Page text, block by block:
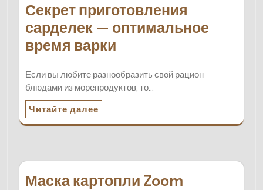
Секрет приготовления
сарделек — оптимальное
время варки
Если вы любите разнообразить свой рацион
блюдами из морепродуктов, то…
Читайте далее
Маска картопли Zoom